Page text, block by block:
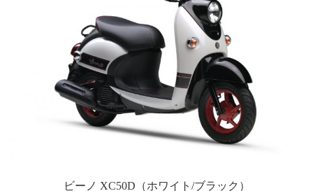
ビーノ XC50D（ホワイト/ブラック）